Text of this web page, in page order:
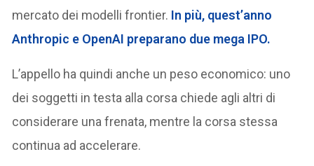
mercato dei modelli frontier. In più, quest’anno
Anthropic e OpenAI preparano due mega IPO.
L’appello ha quindi anche un peso economico: uno
dei soggetti in testa alla corsa chiede agli altri di
considerare una frenata, mentre la corsa stessa
continua ad accelerare.